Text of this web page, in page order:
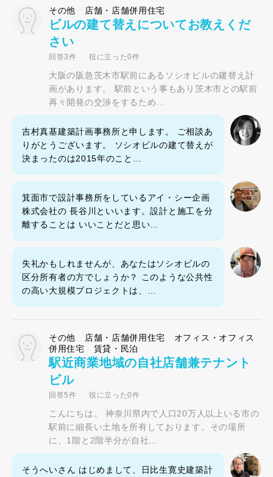
その他 店舗・店舗併用住宅
ビルの建て替えについてお教えくだ
さい
回答3件 役に立った0件
大阪の阪急茨木市駅前にあるソシオビルの建替え計
画があります。 駅前という事もあり茨木市との駅前
再々開発の交渉をするため…
吉村真基建築計画事務所と申します。 ご相談あ
りがとうございます。 ソシオビルの建て替えが
決まったのは2015年のこと…
箕面市で設計事務所をしているアイ・シー企画
株式会社の 長谷川といいます。設計と施工を分
離することは いいことだと思い…
失礼かもしれませんが、あなたはソシオビルの
区分所有者の方でしょうか？ このような公共性
の高い大規模プロジェクトは、…
その他 店舗・店舗併用住宅 オフィス・オフィス
併用住宅 賃貸・民泊
駅近商業地域の自社店舗兼テナント
ビル
回答5件 役に立った0件
こんにちは。 神奈川県内で人口20万人以上いる市の
駅前に細長い土地を所有しております。その場所
に、1階と2階半分が自社…
そうへいさん はじめまして、日比生寛史建築計